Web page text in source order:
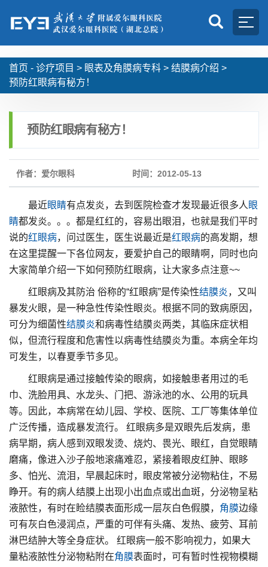
首页 - 诊疗项目 > 眼表及角膜病专科 > 结膜病介绍 >
预防红眼病有秘方！
预防红眼病有秘方！
作者：爱尔眼科 时间：2012-05-13
最近眼睛有点发炎，去到医院检查才发现最近很多人 眼
睛都发炎。。。都是红红的，容易出眼泪，也就是我们平时
说的红眼病，问过医生，医生说最近是红眼病的高发期，想
在这里提醒一下各位网友，要爱护自己的眼睛啊，同时也向
大家简单介绍一下如何预防红眼病，让大家多点注意~~
红眼病及其防治 俗称的“红眼病”是传染性结膜炎，又叫
暴发火眼，是一种急性传染性眼炎。根据不同的致病原因，
可分为细菌性结膜炎和病毒性结膜炎两类，其临床症状相
似，但流行程度和危害性以病毒性结膜炎为重。本病全年均
可发生，以春夏季节多见。
红眼病是通过接触传染的眼病，如接触患者用过的毛
巾、洗脸用具、水龙头、门把、游泳池的水、公用的玩具
等。因此，本病常在幼儿园、学校、医院、工厂等集体单位
广泛传播，造成暴发流行。 红眼病多是双眼先后发病，患
病早期，病人感到双眼发烫、烧灼、畏光、眼红，自觉眼睛
磨痛，像进入沙子般地滚痛难忍，紧接着眼皮红肿、眼眵
多、怕光、流泪，早晨起床时，眼皮常被分泌物粘住，不易
睁开。有的病人结膜上出现小出血点或出血斑，分泌物呈粘
液脓性，有时在睑结膜表面形成一层灰白色假膜， 角膜边缘
可有灰白色浸润点，严重的可伴有头痛、发热、疲劳、耳前
淋巴结肿大等全身症状。 红眼病一般不影响视力，如果大
量粘液脓性分泌物粘附在角膜表面时，可有暂时性视物模糊